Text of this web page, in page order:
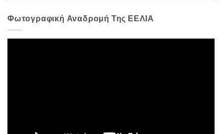
Φωτογραφική Αναδρομή Της ΕΕΛΙΑ